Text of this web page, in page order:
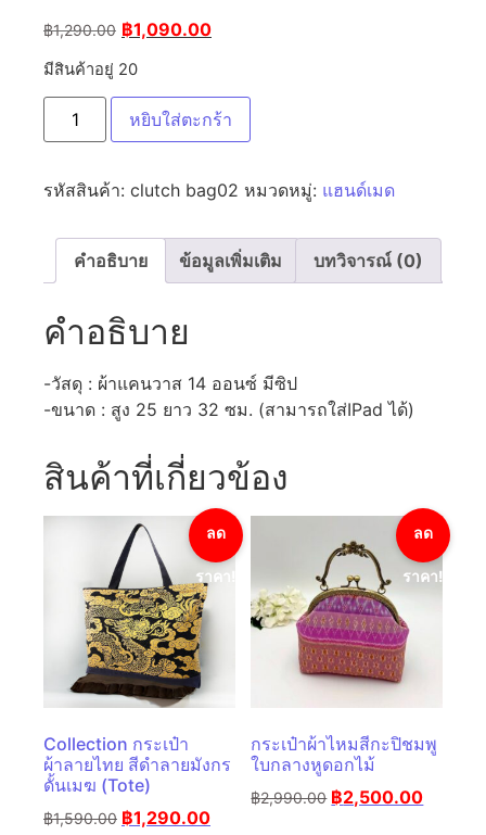
฿1,290.00 ฿1,090.00
มีสินค้าอยู่ 20
หยิบใส่ตะกร้า
รหัสสินค้า: clutch bag02 หมวดหมู่: แฮนด์เมด
คำอธิบาย ข้อมูลเพิ่มเติม บทวิจารณ์ (0)
คำอธิบาย
-วัสดุ : ผ้าแคนวาส 14 ออนซ์ มีซิป
-ขนาด : สูง 25 ยาว 32 ซม. (สามารถใส่IPad ได้)
สินค้าที่เกี่ยวข้อง
ลด
ราคา!
Collection กระเป๋า
ผ้าลายไทย สีดำลายมังกร
ดั้นเมฆ (Tote)
฿1,590.00 ฿1,290.00
ลด
ราคา!
กระเป๋าผ้าไหมสีกะปิชมพู
ใบกลางหูดอกไม้
฿2,990.00 ฿2,500.00